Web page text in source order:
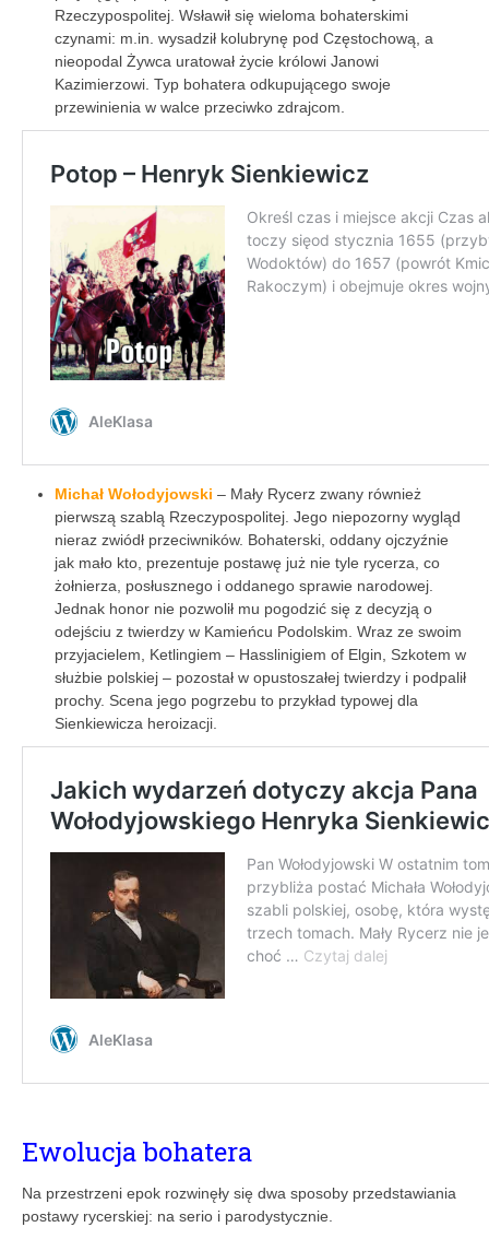
Rzeczypospolitej. Wsławił się wieloma bohaterskimi
czynami: m.in. wysadził kolubrynę pod Częstochową, a
nieopodal Żywca uratował życie królowi Janowi
Kazimierzowi. Typ bohatera odkupującego swoje
przewinienia w walce przeciwko zdrajcom.
Michał Wołodyjowski – Mały Rycerz zwany również
pierwszą szablą Rzeczypospolitej. Jego niepozorny wygląd
nieraz zwiódł przeciwników. Bohaterski, oddany ojczyźnie
jak mało kto, prezentuje postawę już nie tyle rycerza, co
żołnierza, posłusznego i oddanego sprawie narodowej.
Jednak honor nie pozwolił mu pogodzić się z decyzją o
odejściu z twierdzy w Kamieńcu Podolskim. Wraz ze swoim
przyjacielem, Ketlingiem – Hasslinigiem of Elgin, Szkotem w
służbie polskiej – pozostał w opustoszałej twierdzy i podpalił
prochy. Scena jego pogrzebu to przykład typowej dla
Sienkiewicza heroizacji.
Ewolucja bohatera
Na przestrzeni epok rozwinęły się dwa sposoby przedstawiania
postawy rycerskiej: na serio i parodystycznie.